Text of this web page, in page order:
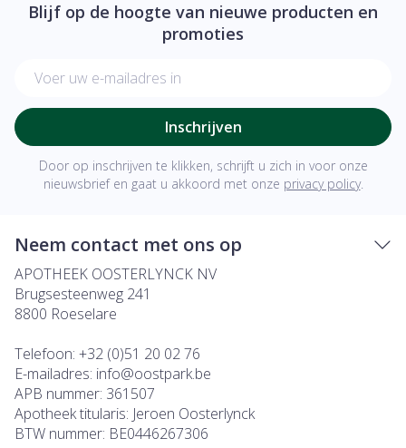
Blijf op de hoogte van nieuwe producten en
promoties
Inschrijven
Door op inschrijven te klikken, schrijft u zich in voor onze
nieuwsbrief en gaat u akkoord met onze privacy policy.
Neem contact met ons op
APOTHEEK OOSTERLYNCK NV
Brugsesteenweg 241
8800 Roeselare
Telefoon: +32 (0)51 20 02 76
E-mailadres: info@oostpark.be
APB nummer: 361507
Apotheek titularis: Jeroen Oosterlynck
BTW nummer: BE0446267306